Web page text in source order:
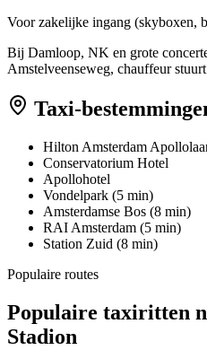
Voor zakelijke ingang (skyboxen,
Bij Damloop, NK en grote
Amstelveenseweg, chauffeur
Taxi-
Hilton Amsterdam
Conservatorium Hotel
Apollohotel
Vondelpark (5 min)
Amsterdamse Bos (8 min)
RAI Amsterdam (5 min)
Station Zuid (8 min)
Populaire routes
Populaire taxiritten
Stadion